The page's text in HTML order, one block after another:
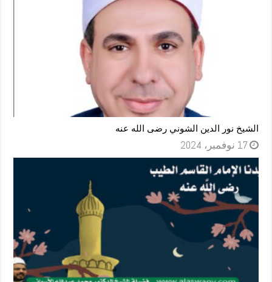
الشيخ نور الدين الشوني رضى الله عنه
17 نوفمبر، 2024